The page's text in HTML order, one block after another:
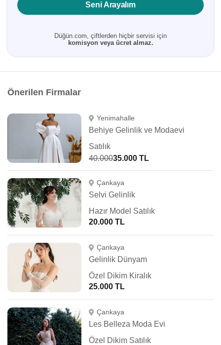
Seni Arayalım
Düğün.com, çiftlerden hiçbir servisi için
komisyon veya ücret almaz.
Önerilen Firmalar
Yenimahalle
Behiye Gelinlik ve Modaevi
Satılık
40.00035.000 TL
Çankaya
Selvi Gelinlik
Hazır Model Satılık
20.000 TL
Çankaya
Gelinlik Dünyam
Özel Dikim Kiralık
25.000 TL
Çankaya
Les Belleza Moda Evi
Özel Dikim Satılık